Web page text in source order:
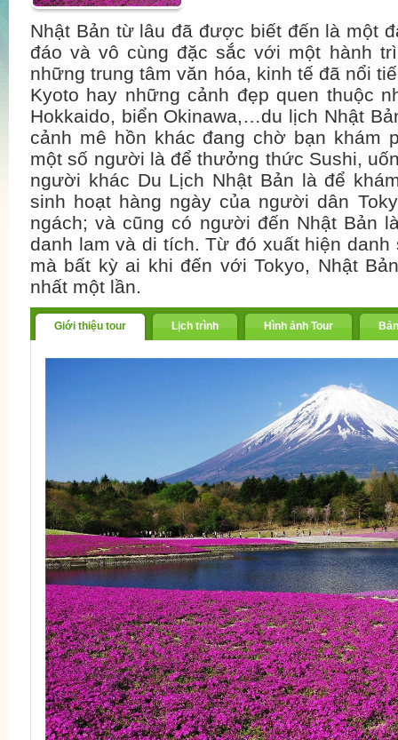
Nhật Bản từ lâu đã được biết đến là một
đáo và vô cùng đặc sắc với một hành
những trung tâm văn hóa, kinh tế đã nổi
Kyoto hay những cảnh đẹp quen thuộc
Hokkaido, biển Okinawa,…du lịch Nhật
cảnh mê hồn khác đang chờ bạn khám
một số người là để thưởng thức Sushi,
người khác Du Lịch Nhật Bản là để
sinh hoạt hàng ngày của người dân
ngách; và cũng có người đến Nhật Bản
danh lam và di tích. Từ đó xuất hiện
mà bất kỳ ai khi đến với Tokyo, Nhật
nhất một lần.
Giới thiệu tour Lịch trình Hình ảnh Tour